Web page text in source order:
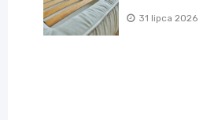
31 lipca 2026